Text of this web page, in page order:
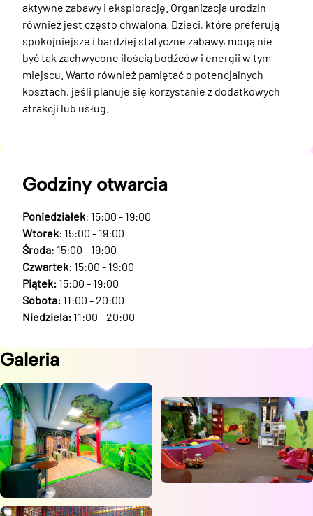
aktywne zabawy i eksplorację. Organizacja urodzin
również jest często chwalona. Dzieci, które preferują
spokojniejsze i bardziej statyczne zabawy, mogą nie
być tak zachwycone ilością bodźców i energii w tym
miejscu. Warto również pamiętać o potencjalnych
kosztach, jeśli planuje się korzystanie z dodatkowych
atrakcji lub usług.
Godziny otwarcia
Poniedziałek: 15:00 - 19:00
Wtorek: 15:00 - 19:00
Środa: 15:00 - 19:00
Czwartek: 15:00 - 19:00
Piątek: 15:00 - 19:00
Sobota: 11:00 - 20:00
Niedziela: 11:00 - 20:00
Galeria